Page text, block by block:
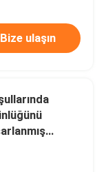
Bize ulaşın